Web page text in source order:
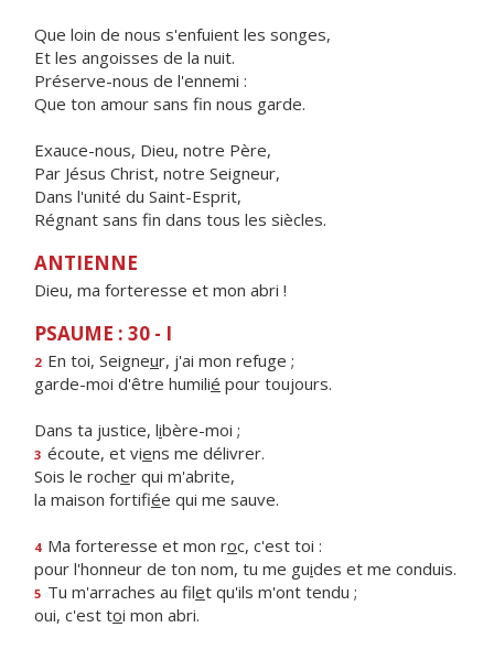
Que loin de nous s'enfuient les songes,
Et les angoisses de la nuit.
Préserve-nous de l'ennemi :
Que ton amour sans fin nous garde.
Exauce-nous, Dieu, notre Père,
Par Jésus Christ, notre Seigneur,
Dans l'unité du Saint-Esprit,
Régnant sans fin dans tous les siècles.
ANTIENNE
Dieu, ma forteresse et mon abri !
PSAUME : 30 - I
2 En toi, Seigneur, j'ai mon refuge ;
garde-moi d'être humilié pour toujours.
Dans ta justice, libère-moi ;
3 écoute, et viens me délivrer.
Sois le rocher qui m'abrite,
la maison fortifiée qui me sauve.
4 Ma forteresse et mon roc, c'est toi :
pour l'honneur de ton nom, tu me guides et me conduis.
5 Tu m'arraches au filet qu'ils m'ont tendu ;
oui, c'est toi mon abri.